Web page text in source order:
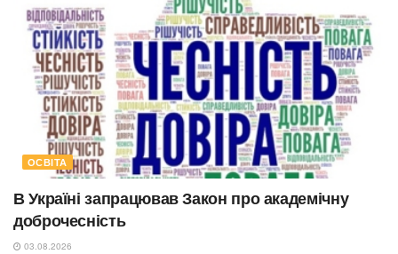
ОСВІТА
В Україні запрацював Закон про академічну
доброчесність
03.08.2026